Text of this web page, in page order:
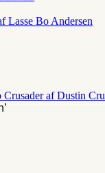
Lasse Bo Andersen
af Dustin